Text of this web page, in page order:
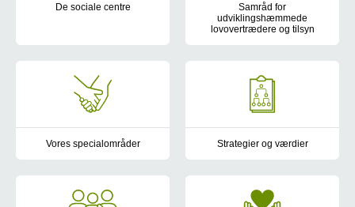
De sociale centre
Socialområdet er organiseret i fire sociale centre og et
Samråd for
udviklingshæmmede
lovovertrædere og tilsyn
Vores specialområder Strategier og værdier